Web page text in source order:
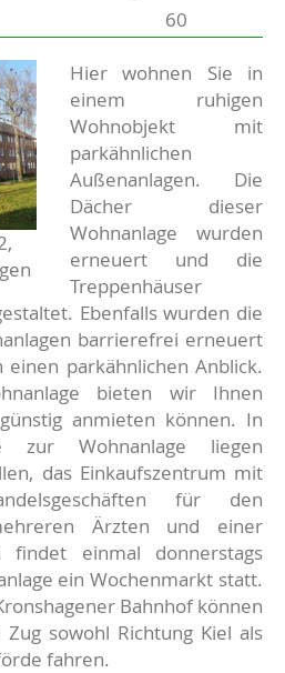
60
Hier wohnen Sie in
einem ruhigen
Wohnobjekt mit
parkähnlichen
Außenanlagen. Die
Dächer dieser
Wohnanlage wurden
erneuert und die
Treppenhäuser
Ebenfalls wurden die
barrierefrei erneuert
parkähnlichen Anblick.
bieten wir Ihnen
anmieten können. In
zur Wohnanlage liegen
das Einkaufszentrum mit
für den
Ärzten und einer
findet einmal donnerstags
ein Wochenmarkt statt.
Bahnhof können
sowohl Richtung Kiel als
fahren.